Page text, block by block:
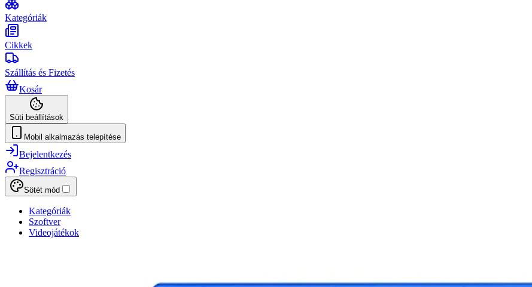
Kategóriák
Cikkek
Szállítás és Fizetés
Kosár
Süti beállítások
Mobil alkalmazás telepítése
Bejelentkezés
Regisztráció
Sötét mód
Kategóriák
Szoftver
Videojátékok